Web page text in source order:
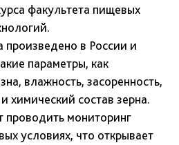
факультета пищевых
в России и
параметры, как
влажность, засоренность,
химический состав зерна.
проводить мониторинг
условиях, что открывает